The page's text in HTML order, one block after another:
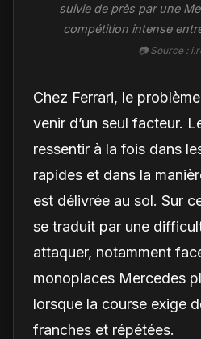
suivie de près par une
compétition intense
📷 Source :
Chez Ferrari, le
venir d’un seul facteur.
ressentir à la fois dans
rapides et dans la
est délivrée au sol. Sur
se traduit par une
attaquer, notamment
monoplaces Mercedes
lorsque la course exige
franches et répétées.